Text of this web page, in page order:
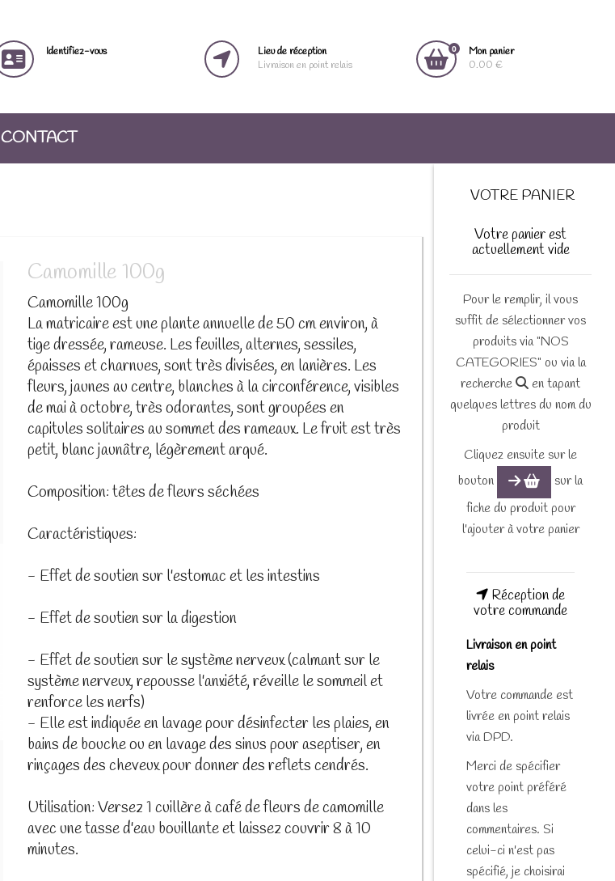
Identifiez-vous
Lieu de réception
Livraison en point relais
0
Mon panier
0.00 €
CONTACT
Camomille 100g
Camomille 100g
La matricaire est une plante annuelle de 50 cm environ, à
tige dressée, rameuse. Les feuilles, alternes, sessiles,
épaisses et charnues, sont très divisées, en lanières. Les
fleurs, jaunes au centre, blanches à la circonférence, visibles
de mai à octobre, très odorantes, sont groupées en
capitules solitaires au sommet des rameaux. Le fruit est très
petit, blanc jaunâtre, légèrement arqué.
Composition: têtes de fleurs séchées
Caractéristiques:
- Effet de soutien sur l'estomac et les intestins
- Effet de soutien sur la digestion
- Effet de soutien sur le système nerveux (calmant sur le
système nerveux, repousse l'anxiété, réveille le sommeil et
renforce les nerfs)
- Elle est indiquée en lavage pour désinfecter les plaies, en
bains de bouche ou en lavage des sinus pour aseptiser, en
rinçages des cheveux pour donner des reflets cendrés.
Utilisation: Versez 1 cuillère à café de fleurs de camomille
avec une tasse d'eau bouillante et laissez couvrir 8 à 10
minutes.
VOTRE PANIER
Votre panier est
actuellement vide
Pour le remplir, il vous
suffit de sélectionner vos
produits via "NOS
CATEGORIES" ou via la
recherche
en tapant
quelques lettres du nom du
produit
Cliquez ensuite sur le
bouton
sur la
fiche du produit pour
l'ajouter à votre panier
Réception de
votre commande
Livraison en point
relais
Votre commande est
livrée en point relais
via DPD.
Merci de spécifier
votre point préféré
dans les
commentaires. Si
celui-ci n'est pas
spécifié, je choisirai